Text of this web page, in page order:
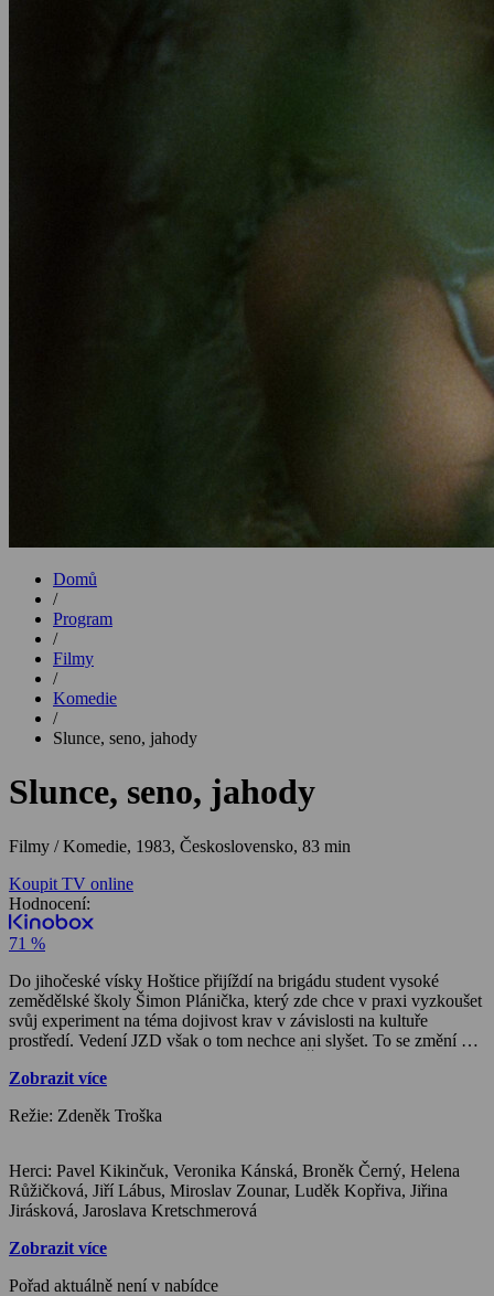
Domů
/
Program
/
Filmy
/
Komedie
/
Slunce, seno, jahody
Slunce, seno, jahody
Filmy / Komedie, 1983, Československo, 83 min
Koupit TV online
Hodnocení:
71 %
Do jihočeské vísky Hoštice přijíždí na brigádu student vysoké
zemědělské školy Šimon Plánička, který zde chce v praxi vyzkoušet
svůj experiment na téma dojivost krav v závislosti na kultuře
prostředí. Vedení JZD však o tom nechce ani slyšet. To se změní v
krajské zemědělské správy…
Zobrazit více
Režie: Zdeněk Troška
Herci: Pavel Kikinčuk, Veronika Kánská, Broněk Černý, Helena
Růžičková, Jiří Lábus, Miroslav Zounar, Luděk Kopřiva, Jiřina
Jirásková, Jaroslava Kretschmerová
Zobrazit více
Pořad aktuálně není v nabídce